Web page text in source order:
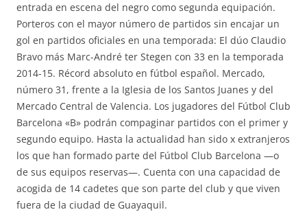
entrada en escena del negro como segunda equipación.
Porteros con el mayor número de partidos sin encajar un
gol en partidos oficiales en una temporada: El dúo Claudio
Bravo más Marc-André ter Stegen con 33 en la temporada
2014-15. Récord absoluto en fútbol español. Mercado,
número 31, frente a la Iglesia de los Santos Juanes y del
Mercado Central de Valencia. Los jugadores del Fútbol Club
Barcelona «B» podrán compaginar partidos con el primer y
segundo equipo. Hasta la actualidad han sido x extranjeros
los que han formado parte del Fútbol Club Barcelona —o
de sus equipos reservas—. Cuenta con una capacidad de
acogida de 14 cadetes que son parte del club y que viven
fuera de la ciudad de Guayaquil.